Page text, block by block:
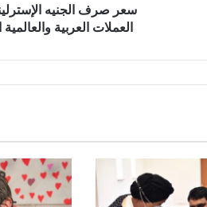
سعر صرف الجنيه
العملات العربية والعالمية اليوم